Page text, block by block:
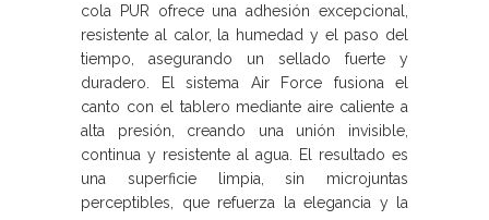
cola PUR ofrece una adhesión excepcional,
resistente al calor, la humedad y el paso del
tiempo, asegurando un sellado fuerte y
duradero. El sistema Air Force fusiona el
canto con el tablero mediante aire caliente a
alta presión, creando una unión invisible,
continua y resistente al agua. El resultado es
una superficie limpia, sin microjuntas
perceptibles, que refuerza la elegancia y la